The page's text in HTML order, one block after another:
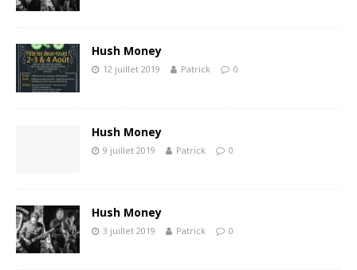
Hush Money
12 juillet 2019 Patrick 0
Hush Money
9 juillet 2019 Patrick 0
Hush Money
3 juillet 2019 Patrick 0